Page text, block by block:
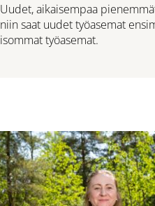
Uudet, aikaisempaa
niin saat uudet työasemat
isommat työasemat.